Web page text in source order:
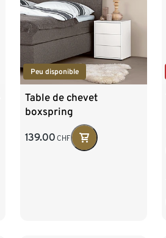
Peu disponible
Table de chevet
boxspring
139.00 CHF